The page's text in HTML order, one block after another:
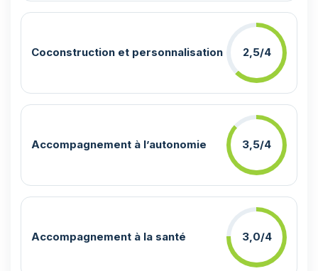
Coconstruction et personnalisation 2,5/4
Accompagnement à l’autonomie 3,5/4
Accompagnement à la santé 3,0/4